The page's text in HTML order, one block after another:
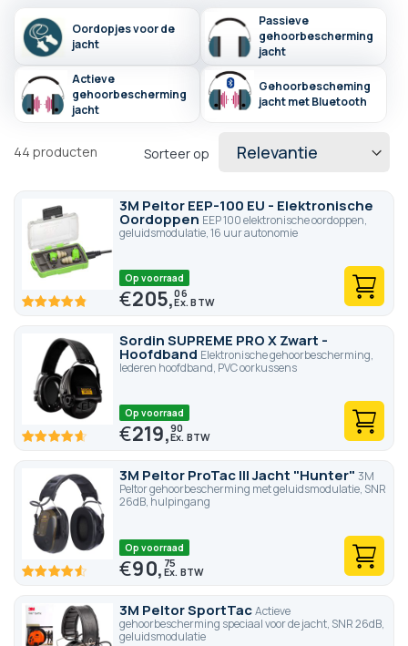
zijn de 2 wereldleiders in oorkappen speciale ballenvangers,
schieten & jagen en Gehoorbescherming elektronica met
hoge demping.
Oordopjes voor de
jacht
Passieve
gehoorbescherming
jacht
Actieve
gehoorbescherming
jacht
Gehoorbescheming
jacht met Bluetooth
44 producten Sorteer op
3M Peltor EEP-100 EU - Elektronische
Oordoppen EEP 100 elektronische oordoppen,
geluidsmodulatie, 16 uur autonomie
Op voorraad
€205,06
Sordin SUPREME PRO X Zwart -
Hoofdband Elektronische gehoorbescherming,
lederen hoofdband, PVC oorkussens
Op voorraad
€219,90
3M Peltor ProTac III Jacht "Hunter" 3M
Peltor gehoorbescherming met geluidsmodulatie, SNR
26dB, hulpingang
Op voorraad
€90, 75
3M Peltor SportTacActieve
gehoorbescherming speciaal voor de jacht, SNR 26dB,
geluidsmodulatie